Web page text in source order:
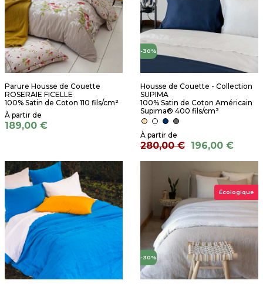
Parure Housse de Couette
ROSERAIE FICELLE
100% Satin de Coton 110 fils/cm²
189,00 €
-30%
Housse de Couette - Collection
SUPIMA
100% Satin de Coton Américain
Supima® 400 fils/cm²
280,00 € 196,00 €
-30%
Écologique